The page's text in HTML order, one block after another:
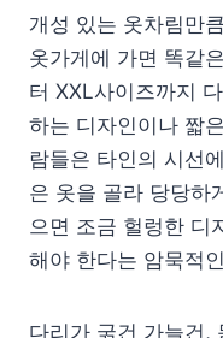
개성 있는 옷차림만
옷가게에 가면 똑같
터 XXL사이즈까지
하는 디자인이나 짧
람들은 타인의 시선
은 옷을 골라 당당하
으면 조금 헐렁한 디
해야 한다는 암묵적
다리가 굵건 가늘건,